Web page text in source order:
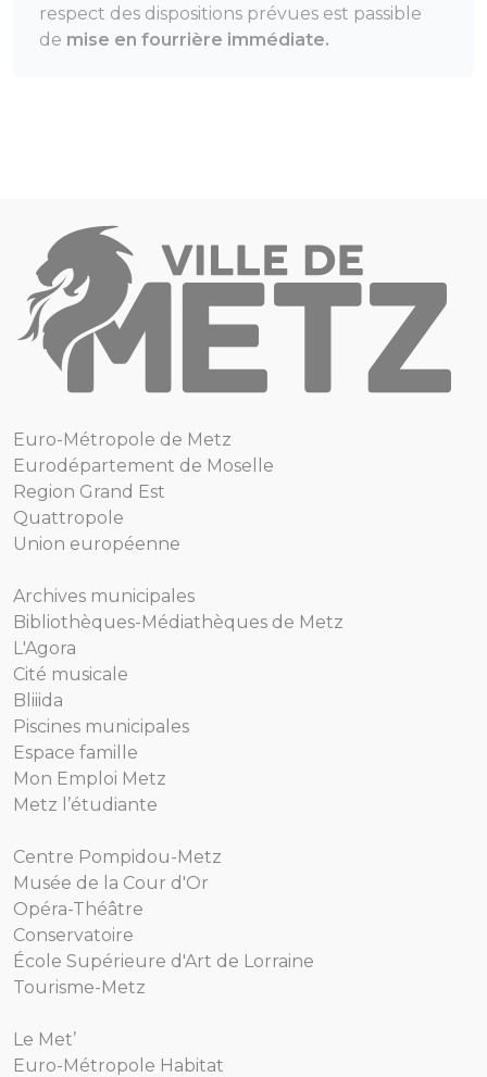
respect des dispositions prévues est passible
de mise en fourrière immédiate.
Euro-Métropole de Metz
Eurodépartement de Moselle
Region Grand Est
Quattropole
Union européenne
Archives municipales
Bibliothèques-Médiathèques de Metz
L'Agora
Cité musicale
Bliiida
Piscines municipales
Espace famille
Mon Emploi Metz
Metz l’étudiante
Centre Pompidou-Metz
Musée de la Cour d'Or
Opéra-Théâtre
Conservatoire
École Supérieure d'Art de Lorraine
Tourisme-Metz
Le Met’
Euro-Métropole Habitat